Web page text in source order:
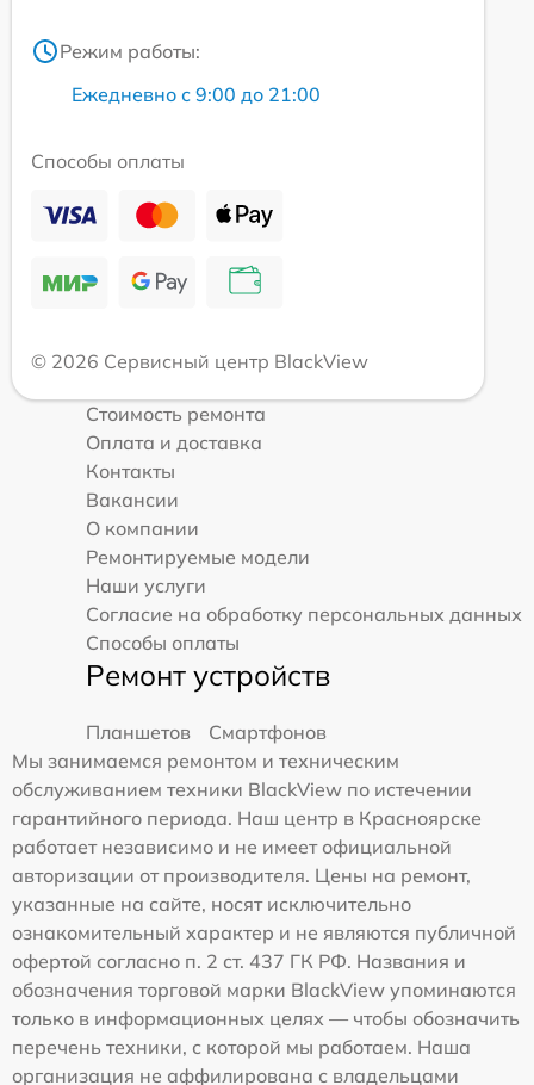
Режим работы:
Ежедневно с 9:00 до 21:00
Способы оплаты
© 2026 Сервисный центр BlackView
Стоимость ремонта
Оплата и доставка
Контакты
Вакансии
О компании
Ремонтируемые модели
Наши услуги
Согласие на обработку персональных данных
Способы оплаты
Ремонт устройств
Планшетов
Смартфонов
Мы занимаемся ремонтом и техническим
обслуживанием техники BlackView по истечении
гарантийного периода. Наш центр в Красноярске
работает независимо и не имеет официальной
авторизации от производителя. Цены на ремонт,
указанные на сайте, носят исключительно
ознакомительный характер и не являются публичной
офертой согласно п. 2 ст. 437 ГК РФ. Названия и
обозначения торговой марки BlackView упоминаются
только в информационных целях — чтобы обозначить
перечень техники, с которой мы работаем. Наша
организация не аффилирована с владельцами